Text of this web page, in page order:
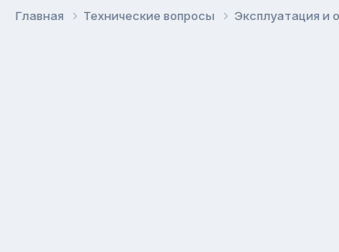
Главная Технические вопросы Эксплуатация и